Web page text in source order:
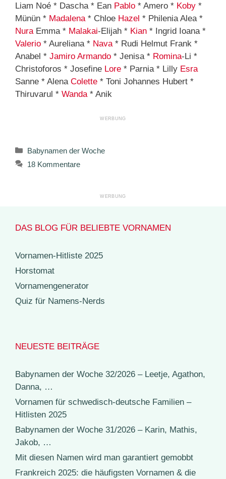
Liam Noé * Dascha * Ean Pablo * Amero * Koby *
Münün * Madalena* Chloe Hazel * Philenia Alea *
NuraEmma * Malakai-Elijah * Kian * Ingrid Ioana *
Valerio * Aureliana * Nava* Rudi Helmut Frank *
Anabel * Jamiro Armando * Jenisa * Romina-Li *
Christoforos * Josefine Lore * Parnia * Lilly Esra
Sanne * Alena Colette * Toni Johannes Hubert *
Thiruvarul * Wanda* Anik
Kategorien
Babynamen der Woche
18 Kommentare
DAS BLOG FÜR BELIEBTE VORNAMEN
Vornamen-Hitliste 2025
Horstomat
Vornamengenerator
Quiz für Namens-Nerds
NEUESTE BEITRÄGE
Babynamen der Woche 32/2026 – Leetje, Agathon,
Danna, …
Vornamen für schwedisch-deutsche Familien –
Hitlisten 2025
Babynamen der Woche 31/2026 – Karin, Mathis,
Jakob, …
Mit diesen Namen wird man garantiert gemobbt
Frankreich 2025: die häufigsten Vornamen & die